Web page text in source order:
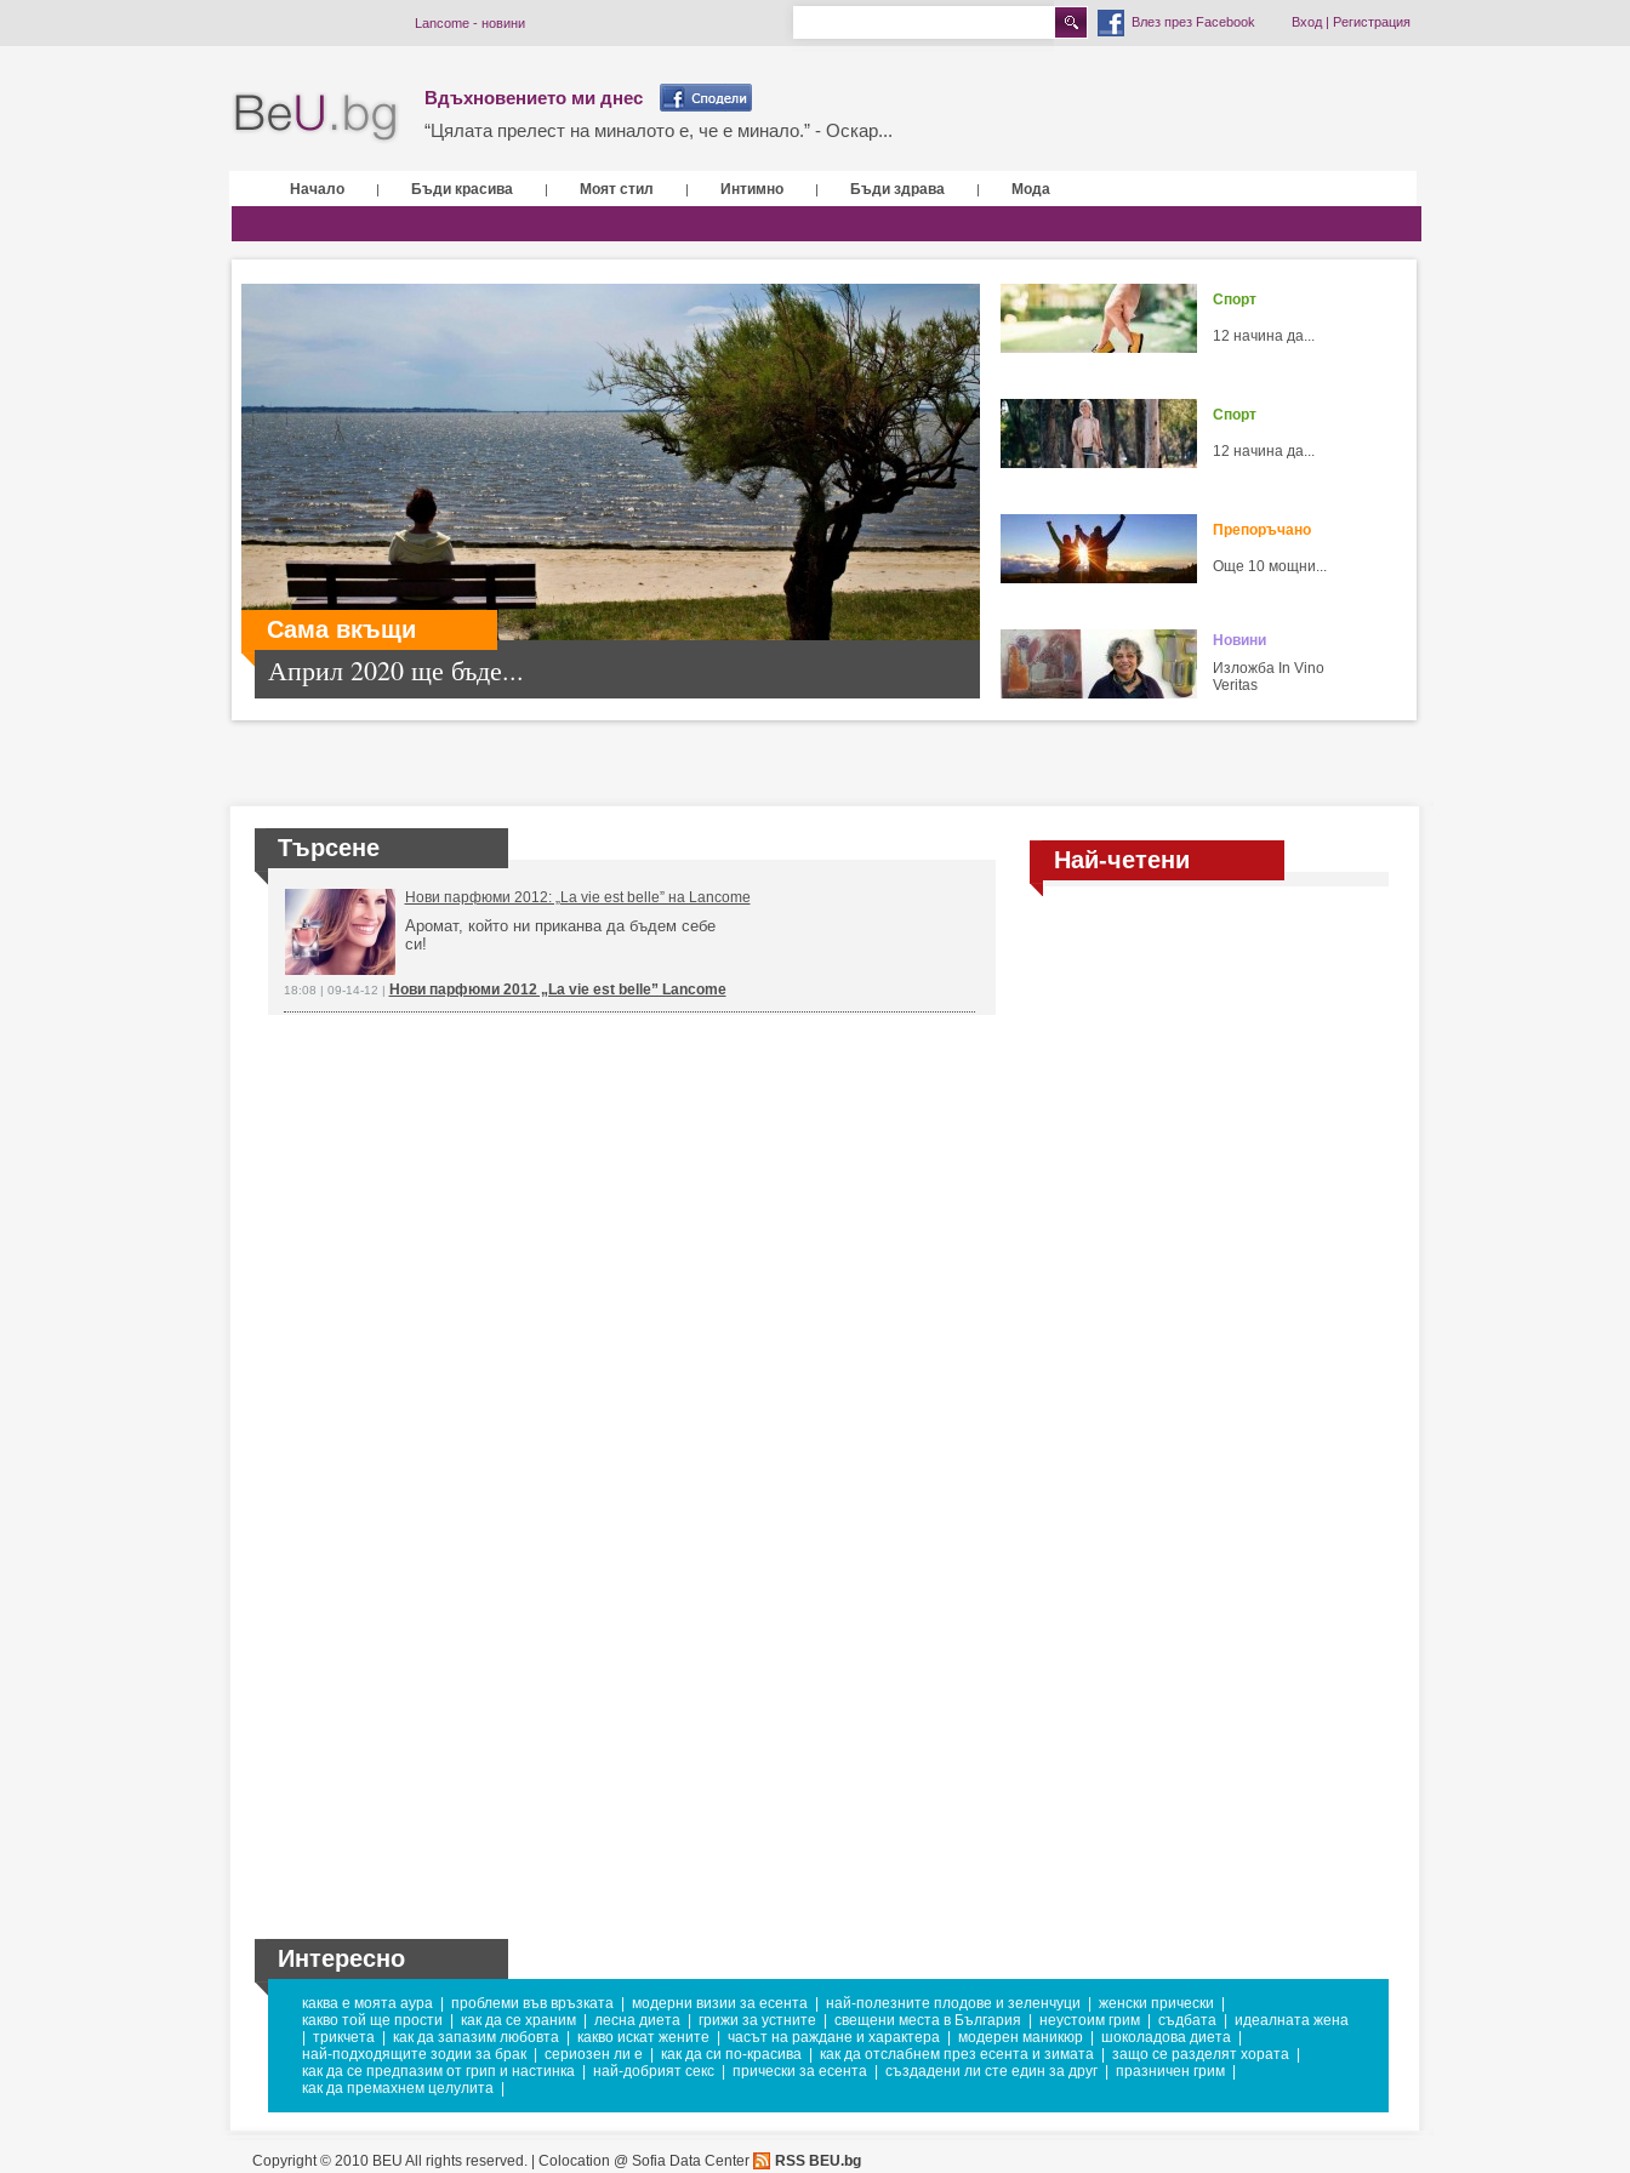
Lancоme - новини Влез през Facebook Вход| Регистрация
Вдъхновението ми днес
“Цялата прелест на миналото е, че е минало.” - Оскар...
Начало | Бъди красива | Моят стил | Интимно | Бъди здрава | Мода
Сама вкъщи
Април 2020 ще бъде...
Спорт
12 начина да...
Спорт
12 начина да...
Препоръчано
Още 10 мощни...
Новини
Изложба In Vino
Veritas
Търсене
Нови парфюми 2012: „La vie est belle” на Lancоme
Аромат, който ни приканва да бъдем себе
си!
18:08 | 09-14-12 | Нови парфюми 2012 „La vie est belle” Lancоme
Най-четени
Интересно
каква е моята аура проблеми във връзката модерни визии за есента най-полезните плодове и зеленчуци женски прически
какво той ще прости
как да се храним лесна диета грижи за устните свещени места в България неустоим грим съдбата
идеалната жена
трикчета как да запазим любовта какво искат жените часът на раждане и характера модерен маникюр шоколадова диета
най-подходящите зодии за брак
сериозен ли е как да си по-красива как да отслабнем през есента и зимата защо се разделят хората
как да се предпазим от грип и настинка
най-добрият секс прически за есента създадени ли сте един за друг празничен грим
как да премахнем целулита
Copyright © 2010 BEU All rights reserved. | Colocation @ Sofia Data Center RSS BEU.bg